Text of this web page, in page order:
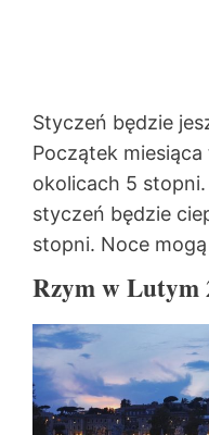
Styczeń będzie
Początek
okolicach 5
styczeń będzie
stopni. Noce
Rzym w Lutym